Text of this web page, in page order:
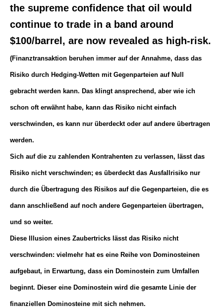
the supreme confidence that oil would
continue to trade in a band around
$100/barrel, are now revealed as high-risk.
(Finanztransaktion beruhen immer auf der Annahme, dass das
Risiko durch Hedging-Wetten mit Gegenparteien auf Null
gebracht werden kann. Das klingt ansprechend, aber wie ich
schon oft erwähnt habe, kann das Risiko nicht einfach
verschwinden, es kann nur überdeckt oder auf andere übertragen
werden.
Sich auf die zu zahlenden Kontrahenten zu verlassen, lässt das
Risiko nicht verschwinden; es überdeckt das Ausfallrisiko nur
durch die Übertragung des Risikos auf die Gegenparteien, die es
dann anschließend auf noch andere Gegenparteien übertragen,
und so weiter.
Diese Illusion eines Zaubertricks lässt das Risiko nicht
verschwinden: vielmehr hat es eine Reihe von Dominosteinen
aufgebaut, in Erwartung, dass ein Dominostein zum Umfallen
beginnt. Dieser eine Dominostein wird die gesamte Linie der
finanziellen Dominosteine mit sich nehmen.